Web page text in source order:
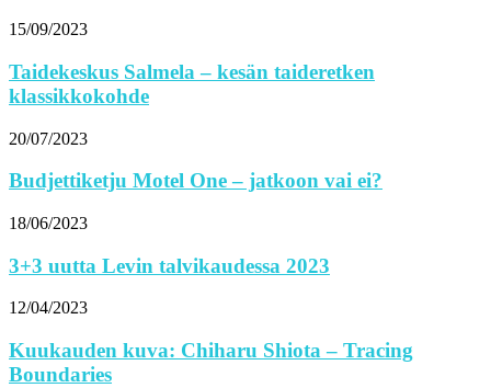
15/09/2023
Taidekeskus Salmela – kesän taideretken
klassikkokohde
20/07/2023
Budjettiketju Motel One – jatkoon vai ei?
18/06/2023
3+3 uutta Levin talvikaudessa 2023
12/04/2023
Kuukauden kuva: Chiharu Shiota – Tracing
Boundaries